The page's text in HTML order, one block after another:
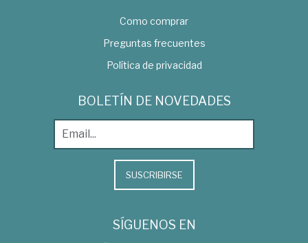
Como comprar
Preguntas frecuentes
Política de privacidad
BOLETÍN DE NOVEDADES
SUSCRIBIRSE
SÍGUENOS EN